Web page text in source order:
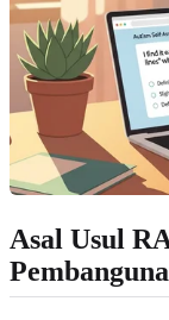
Asal Usul